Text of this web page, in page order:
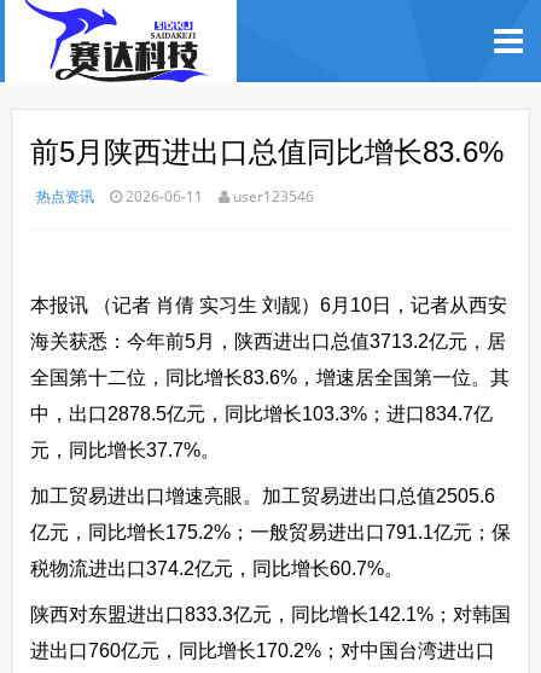
前5月陕西进出口总值同比增长83.6%
热点资讯 2026-06-11 user123546
本报讯 （记者 肖倩 实习生 刘靓）6月10日，记者从西安
海关获悉：今年前5月，陕西进出口总值3713.2亿元，居
全国第十二位，同比增长83.6%，增速居全国第一位。其
中，出口2878.5亿元，同比增长103.3%；进口834.7亿
元，同比增长37.7%。
加工贸易进出口增速亮眼。加工贸易进出口总值2505.6
亿元，同比增长175.2%；一般贸易进出口791.1亿元；保
税物流进出口374.2亿元，同比增长60.7%。
陕西对东盟进出口833.3亿元，同比增长142.1%；对韩国
进出口760亿元，同比增长170.2%；对中国台湾进出口